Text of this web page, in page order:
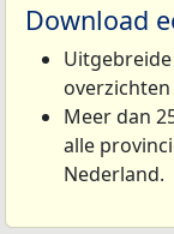
Download
Meer dan
alle
Nederland.